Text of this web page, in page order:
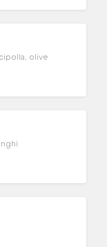
olive